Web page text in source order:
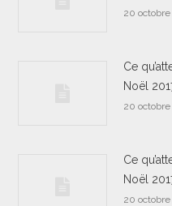
20 octobre
Ce
Noël
20 octobre
Ce
Noël
20 octobre